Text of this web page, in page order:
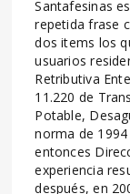
Santafesinas
repetida frase
dos items los
usuarios
Retributiva
11.220 de
Potable,
norma de
entonces
experiencia
después, en